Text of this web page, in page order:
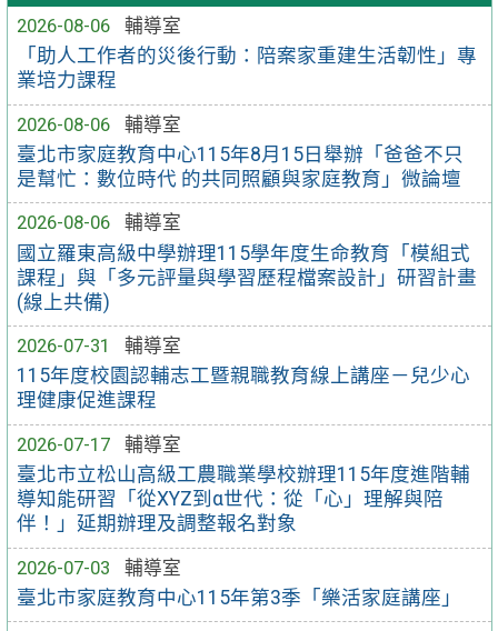
2026-08-06
輔導室
「助人工作者的災後行動：陪案家重建生活韌性」專
業培力課程
2026-08-06
輔導室
臺北市家庭教育中心115年8月15日舉辦「爸爸不只
是幫忙：數位時代 的共同照顧與家庭教育」微論壇
2026-08-06
輔導室
國立羅東高級中學辦理115學年度生命教育「模組式
課程」與「多元評量與學習歷程檔案設計」研習計畫
(線上共備)
2026-07-31
輔導室
115年度校園認輔志工暨親職教育線上講座－兒少心
理健康促進課程
2026-07-17
輔導室
臺北市立松山高級工農職業學校辦理115年度進階輔
導知能研習「從XYZ到α世代：從「心」理解與陪
伴！」延期辦理及調整報名對象
2026-07-03
輔導室
臺北市家庭教育中心115年第3季「樂活家庭講座」